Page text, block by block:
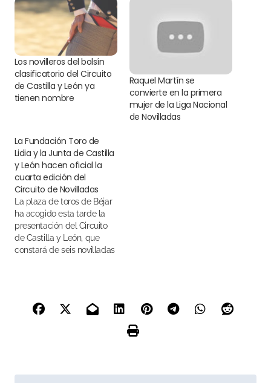
Los novilleros del bolsín
clasificatorio del Circuito
de Castilla y León ya
tienen nombre
Raquel Martín se
convierte en la primera
mujer de la Liga Nacional
de Novilladas
La Fundación Toro de
Lidia y la Junta de Castilla
y León hacen oficial la
cuarta edición del
Circuito de Novilladas
La plaza de toros de Béjar
ha acogido esta tarde la
presentación del Circuito
de Castilla y León, que
constará de seis novilladas